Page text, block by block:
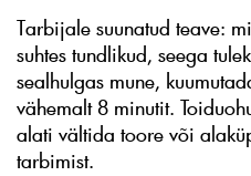
Tarbijale suunatud teave:
suhtes tundlikud, seega
sealhulgas mune,
vähemalt 8 minutit.
alati vältida toore või
tarbimist.